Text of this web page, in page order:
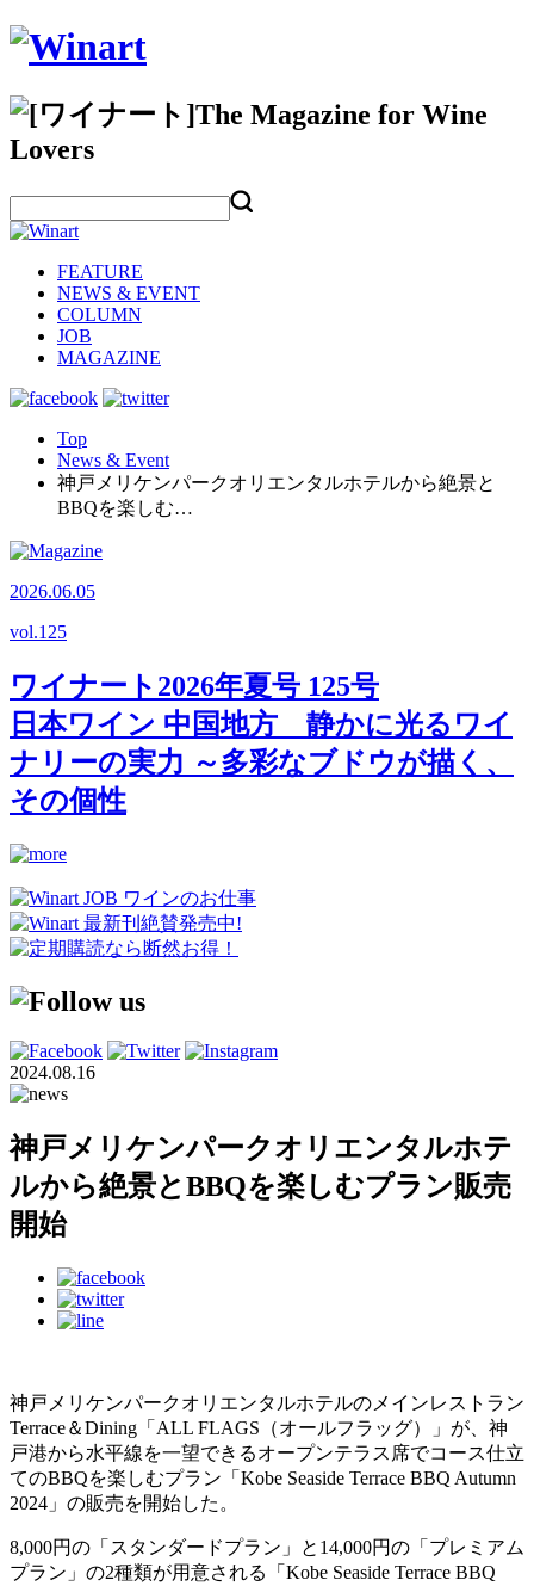
FEATURE
NEWS & EVENT
COLUMN
JOB
MAGAZINE
Top
News & Event
神戸メリケンパークオリエンタルホテルから絶景と
BBQを楽しむ…
2026.06.05
vol.125
ワイナート2026年夏号 125号
日本ワイン 中国地方 静かに光るワイ
ナリーの実力 ～多彩なブドウが描く、
その個性
2024.08.16
神戸メリケンパークオリエンタルホテ
ルから絶景とBBQを楽しむプラン販売
開始
神戸メリケンパークオリエンタルホテルのメインレストラン
Terrace＆Dining「ALL FLAGS（オールフラッグ）」が、神
戸港から水平線を一望できるオープンテラス席でコース仕立
てのBBQを楽しむプラン「Kobe Seaside Terrace BBQ Autumn
2024」の販売を開始した。
8,000円の「スタンダードプラン」と14,000円の「プレミアム
プラン」の2種類が用意される「Kobe Seaside Terrace BBQ